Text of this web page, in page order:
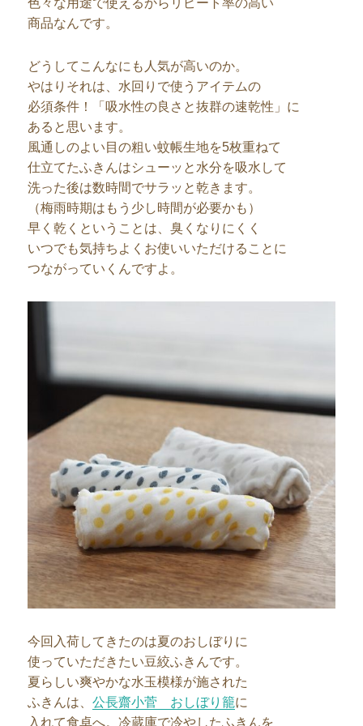
商品なんです。
どうしてこんなにも人気が高いのか。
やはりそれは、水回りで使うアイテムの
必須条件！「吸水性の良さと抜群の速乾性」に
あると思います。
風通しのよい目の粗い蚊帳生地を5枚重ねて
仕立てたふきんはシューッと水分を吸水して
洗った後は数時間でサラッと乾きます。
（梅雨時期はもう少し時間が必要かも）
早く乾くということは、臭くなりにくく
いつでも気持ちよくお使いいただけることに
つながっていくんですよ。
今回入荷してきたのは夏のおしぼりに
使っていただきたい豆絞ふきんです。
夏らしい爽やかな水玉模様が施された
ふきんは、公長齋小菅 おしぼり籠に
入れて食卓へ。冷蔵庫で冷やしたふきんを